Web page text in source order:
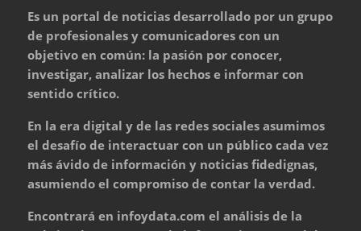
Es un portal de noticias desarrollado por un grupo
de profesionales y comunicadores con un
objetivo en común: la pasión por conocer,
investigar, analizar los hechos e informar con
sentido crítico.
En la era digital y de las redes sociales asumimos
el desafío de interactuar con un público cada vez
más ávido de información y noticias fidedignas,
asumiendo el compromiso de contar la verdad.
Encontrará en infoydata.com el análisis de la